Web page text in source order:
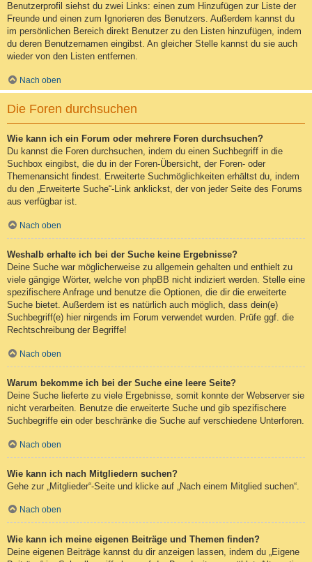
Benutzerprofil siehst du zwei Links: einen zum Hinzufügen zur Liste der
Freunde und einen zum Ignorieren des Benutzers. Außerdem kannst du
im persönlichen Bereich direkt Benutzer zu den Listen hinzufügen, indem
du deren Benutzernamen eingibst. An gleicher Stelle kannst du sie auch
wieder von den Listen entfernen.
Nach oben
Die Foren durchsuchen
Wie kann ich ein Forum oder mehrere Foren durchsuchen?
Du kannst die Foren durchsuchen, indem du einen Suchbegriff in die
Suchbox eingibst, die du in der Foren-Übersicht, der Foren- oder
Themenansicht findest. Erweiterte Suchmöglichkeiten erhältst du, indem
du den „Erweiterte Suche“-Link anklickst, der von jeder Seite des Forums
aus verfügbar ist.
Nach oben
Weshalb erhalte ich bei der Suche keine Ergebnisse?
Deine Suche war möglicherweise zu allgemein gehalten und enthielt zu
viele gängige Wörter, welche von phpBB nicht indiziert werden. Stelle eine
spezifischere Anfrage und benutze die Optionen, die dir die erweiterte
Suche bietet. Außerdem ist es natürlich auch möglich, dass dein(e)
Suchbegriff(e) hier nirgends im Forum verwendet wurden. Prüfe ggf. die
Rechtschreibung der Begriffe!
Nach oben
Warum bekomme ich bei der Suche eine leere Seite?
Deine Suche lieferte zu viele Ergebnisse, somit konnte der Webserver sie
nicht verarbeiten. Benutze die erweiterte Suche und gib spezifischere
Suchbegriffe ein oder beschränke die Suche auf verschiedene Unterforen.
Nach oben
Wie kann ich nach Mitgliedern suchen?
Gehe zur „Mitglieder“-Seite und klicke auf „Nach einem Mitglied suchen“.
Nach oben
Wie kann ich meine eigenen Beiträge und Themen finden?
Deine eigenen Beiträge kannst du dir anzeigen lassen, indem du „Eigene